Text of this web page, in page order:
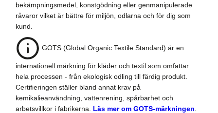
bekämpningsmedel, konstgödning eller genmanipulerade
råvaror vilket är bättre för miljön, odlarna och för dig som
kund.
GOTS (Global Organic Textile Standard) är en
internationell märkning för kläder och textil som omfattar
hela processen - från ekologisk odling till färdig produkt.
Certifieringen ställer bland annat krav på
kemikalieanvändning, vattenrening, spårbarhet och
arbetsvillkor i fabrikerna. Läs mer om GOTS-märkningen